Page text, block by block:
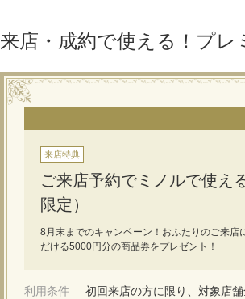
来店・成約で使える！プレ
来店特典
ご来店予約でミノルで使え
限定）
8月末までのキャンペーン！おふたりのご来
だける5000円分の商品券をプレゼント！
利用条件
初回来店の方に限り、対象店